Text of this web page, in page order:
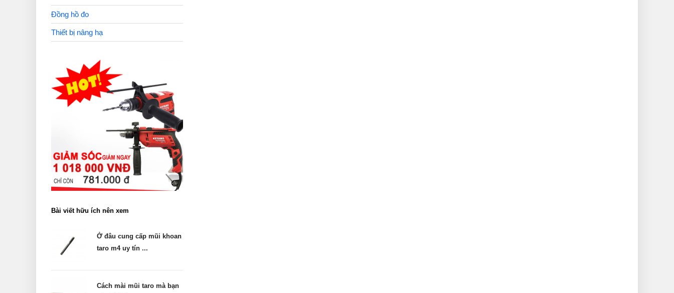
Đồng hồ đo
Thiết bị nâng hạ
Bài viết hữu ích nên xem
Ở đâu cung cấp mũi khoan
taro m4 uy tín ...
Cách mài mũi taro mà bạn